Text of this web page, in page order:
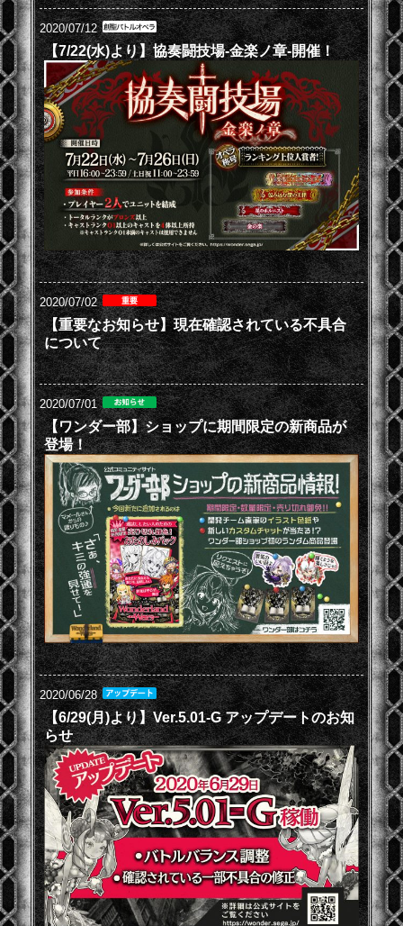
2020/07/12
【7/22(水)より】協奏闘技場-金楽ノ章-開催！
2020/07/02
【重要なお知らせ】現在確認されている不具合
について
2020/07/01
【ワンダー部】ショップに期間限定の新商品が
登場！
2020/06/28
【6/29(月)より】Ver.5.01-G アップデートのお知
らせ